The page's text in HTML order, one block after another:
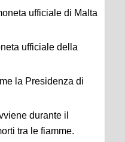
ufficiale di Malta
ufficiale della
la Presidenza di
durante il
tra le fiamme.